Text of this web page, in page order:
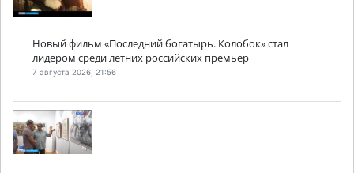
Новый фильм «Последний богатырь. Колобок» стал
лидером среди летних российских премьер
7 августа 2026, 21:56